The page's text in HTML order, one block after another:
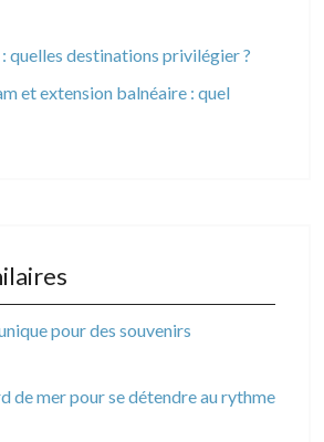
quelles destinations privilégier ?
et extension balnéaire : quel
pour des souvenirs
de mer pour se détendre au rythme